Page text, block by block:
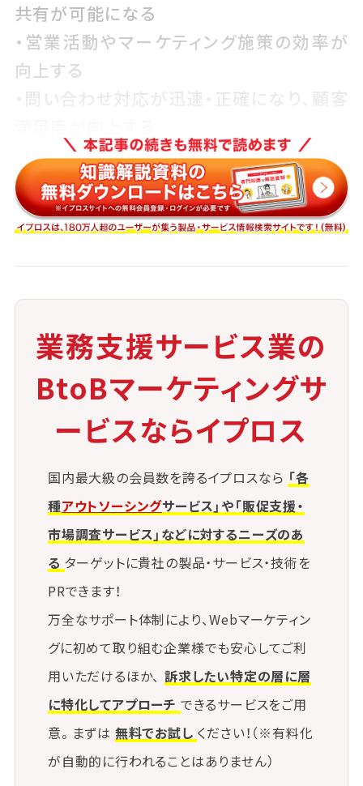
共有が可能になる
・営業活動やマーケティング施策の効率が
向上する
・問い合わせ対応が迅速・正確になり、顧客
・顧客の傾向分析やターゲティングが容易
になる
・継続的なデータ活用により、LTVの最大化
が目指せる
・導入だけで効果は出ず、運用設計と定着
支援が不可欠
・入力の属人化やルール逸脱によりデータ
精度が低下する恐れ
・目的が不明確だと、「使われないCRM」に
なる
・他システムとの連携が複雑で、設計段階か
らの検討が必要
・成果が出るまでに一定の期間と教育コス
トを要する
業務支援サービス業の
BtoBマーケティングサ
ービスならイプロス
国内最大級の会員数を誇るイプロスなら 「各
種アウトソーシングサービス」や「販促支援・
市場調査サービス」などに対するニーズのあ
る ターゲットに貴社の製品・サービス・技術を
PRできます！
万全なサポート体制により、Webマーケティン
グに初めて取り組む企業様でも安心してご利
用いただけるほか、 訴求したい特定の層に層
に特化してアプローチ できるサービスをご用
意。まずは 無料でお試し ください！（※有料化
が自動的に行われることはありません）